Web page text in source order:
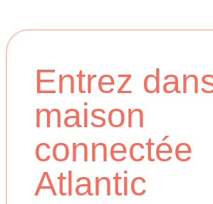
Entrez
maison
connectée
Atlantic